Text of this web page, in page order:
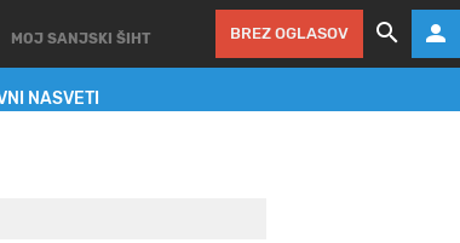
NASVETI
MOJ SANJSKI ŠIHT BREZ OGLASOV